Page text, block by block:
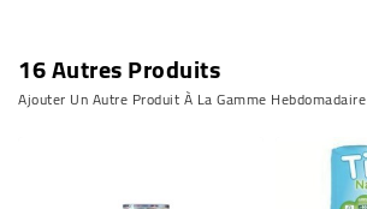
16 Autres Produits
Ajouter Un Autre Produit À La Gamme Hebdomadaire